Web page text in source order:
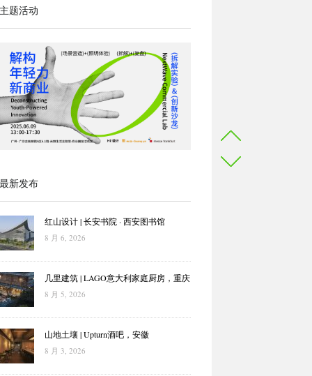
题活动
新发布
红山设计 | 长安书院 · 西安图书馆
8 月 6, 2026
几里建筑 | LAGO意大利家庭厨房，重庆
8 月 5, 2026
山地土壤 | Upturn酒吧，安徽
8 月 3, 2026